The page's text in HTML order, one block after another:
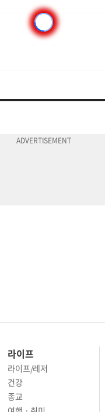
라이프
라이프/레저